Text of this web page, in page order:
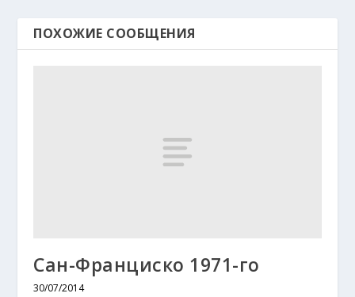
ПОХОЖИЕ СООБЩЕНИЯ
Сан-Франциско 1971-го
30/07/2014